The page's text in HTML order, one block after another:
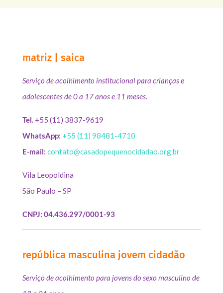
matriz | saica
Serviço de acolhimento institucional para crianças e
adolescentes de 0 a 17 anos e 11 meses.
Tel.+55 (11) 3837-9619
WhatsApp: +55 (11) 98481-4710
E-mail: contato@casadopequenocidadao.org.br
Vila Leopoldina
São Paulo – SP
CNPJ: 04.436.297/0001-93
república masculina jovem cidadão
Serviço de acolhimento para jovens do sexo masculino de